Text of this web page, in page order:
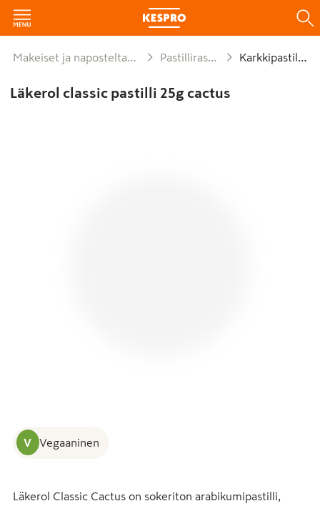
Makeiset ja naposteltavat Pastillirasiat Karkkipastillit
Läkerol classic pastilli 25g cactus
V Vegaaninen
Läkerol Classic Cactus on sokeriton arabikumipastilli,